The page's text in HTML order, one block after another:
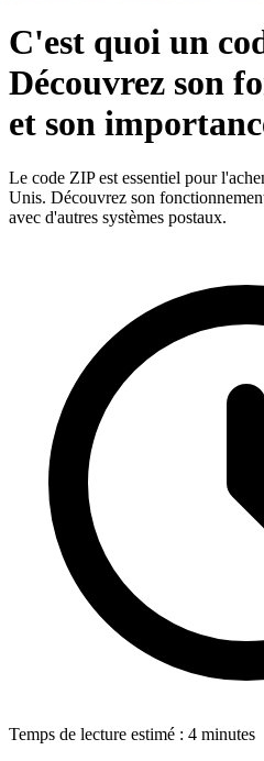
C'est quoi un
Découvrez son
et son
Le code ZIP est essentiel pour
Unis. Découvrez son
avec d'autres systèmes postaux.
Temps de lecture estimé : 4 minutes